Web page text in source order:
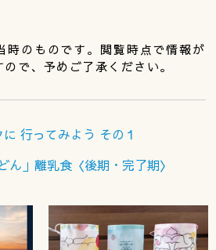
のものです。閲覧時点で情報が
で、予めご了承ください。
行ってみよう その１
ん」離乳食〈後期・完了期〉